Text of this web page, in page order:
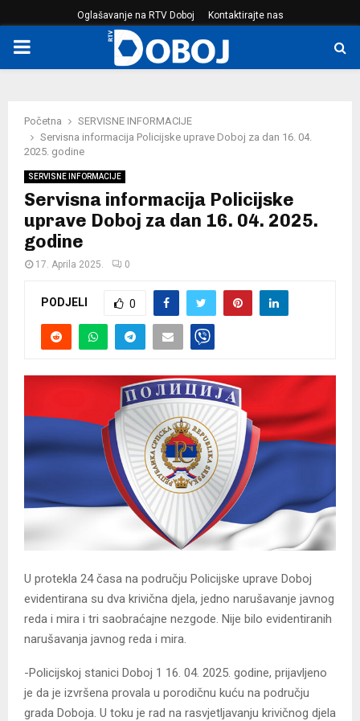
Oglašavanje na RTV Doboj Kontaktirajte nas
PRIMARY
Početna
SERVISNE INFORMACIJE
Servisna informacija Policijske uprave Doboj za dan 16. 04.
2025. godine
SERVISNE INFORMACIJE
Servisna informacija Policijske
uprave Doboj za dan 16. 04. 2025.
godine
17. Aprila 2025. 0
PODJELI 0
U protekla 24 časa na području Policijske uprave Doboj
evidentirana su dva krivična djela, jedno narušavanje javnog
reda i mira i tri saobraćajne nezgode. Nije bilo evidentiranih
narušavanja javnog reda i mira.
-Policijskoj stanici Doboj 1 16. 04. 2025. godine, prijavljeno
je da je izvršena provala u porodičnu kuću na području
grada Doboja. U toku je rad na rasvjetljavanju krivičnog djela